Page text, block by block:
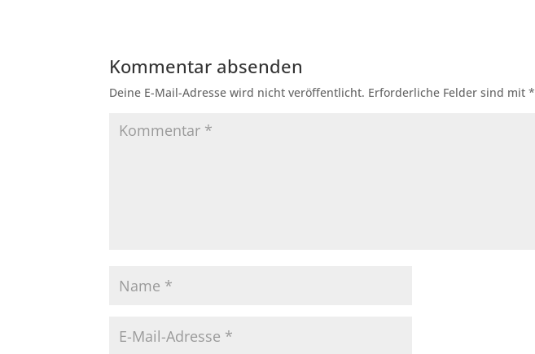
Kommentar absenden
Deine E-Mail-Adresse wird nicht veröffentlicht. Erforderliche Felder sind mit*